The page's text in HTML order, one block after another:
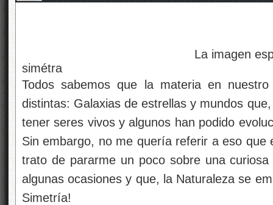
La imagen especular de la
simétra
Todos sabemos que la materia en
distintas: Galaxias de estrellas y mundos
tener seres vivos y algunos han podido
Sin embargo, no me quería referir a eso que
trato de pararme un poco sobre una
algunas ocasiones y que, la Naturaleza se
Simetría!